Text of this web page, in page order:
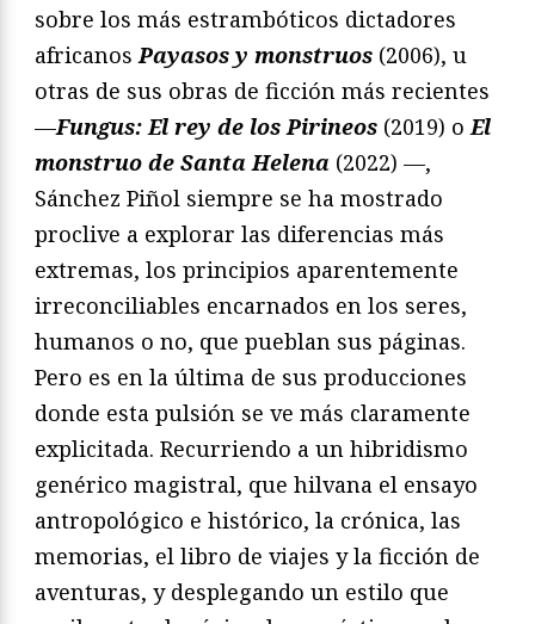
sobre los más estrambóticos dictadores
africanosPayasos y monstruos (2006), u
otras de sus obras de ficción más recientes
—Fungus: El rey de los Pirineos (2019) oEl
monstruo de Santa Helena (2022) —,
Sánchez Piñol siempre se ha mostrado
proclive a explorar las diferencias más
extremas, los principios aparentemente
irreconciliables encarnados en los seres,
humanos o no, que pueblan sus páginas.
Pero es en la última de sus producciones
donde esta pulsión se ve más claramente
explicitada. Recurriendo a un hibridismo
genérico magistral, que hilvana el ensayo
antropológico e histórico, la crónica, las
memorias, el libro de viajes y la ficción de
aventuras, y desplegando un estilo que